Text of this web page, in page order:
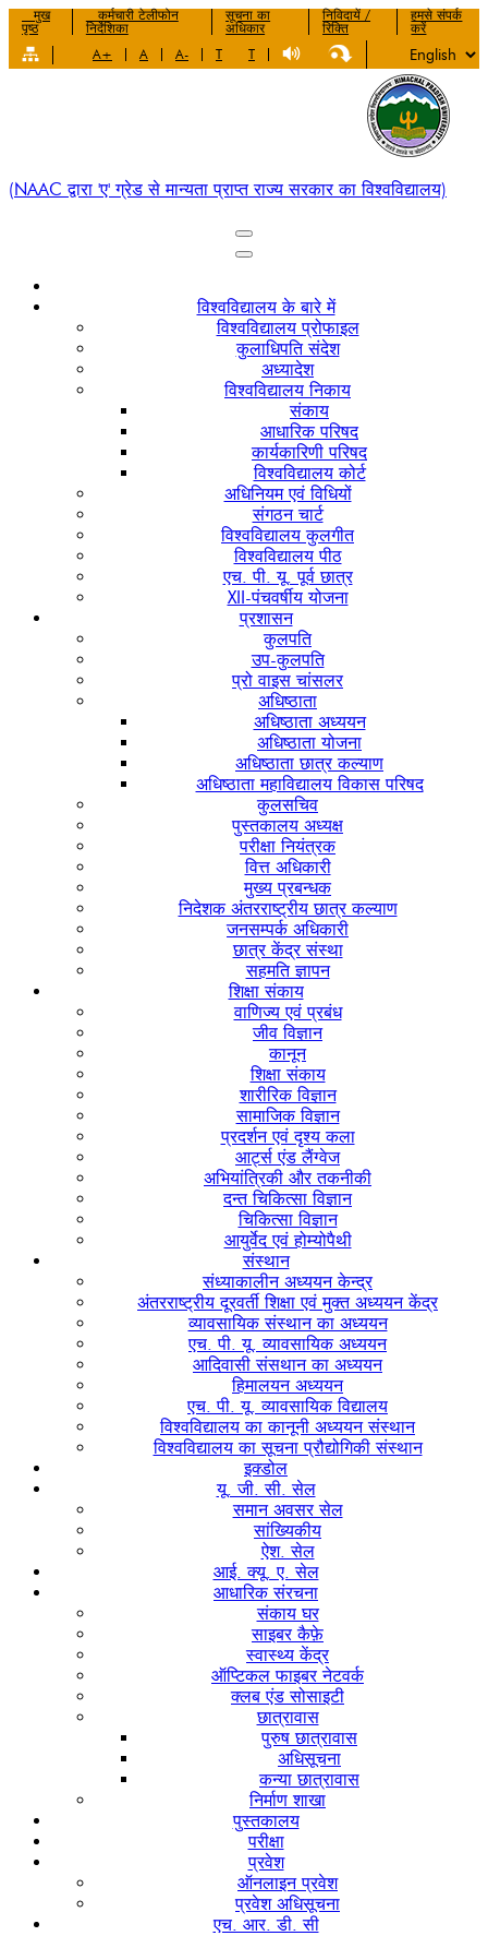
मुख
पृष्ठ
कर्मचारी टेलीफोन
निर्देशिका
सूचना का
अधिकार
निविदायें /
रिक्ति
हमसे संपर्क
करें
A+
A A- T T
(NAAC द्वारा 'ए' ग्रेड से मान्यता प्राप्त राज्य सरकार का विश्वविद्यालय)
विश्वविद्यालय के बारे में
विश्वविद्यालय प्रोफाइल
कुलाधिपति संदेश
अध्यादेश
विश्वविद्यालय निकाय
संकाय
आधारिक परिषद
कार्यकारिणी परिषद
विश्वविद्यालय कोर्ट
अधिनियम एवं विधियों
संगठन चार्ट
विश्वविद्यालय कुलगीत
विश्वविद्यालय पीठ
एच. पी. यू. पूर्व छात्र
XII-पंचवर्षीय योजना
प्रशासन
कुलपति
उप-कुलपति
प्रो वाइस चांसलर
अधिष्ठाता
अधिष्ठाता अध्ययन
अधिष्ठाता योजना
अधिष्ठाता छात्र कल्याण
अधिष्ठाता महाविद्यालय विकास परिषद
कुलसचिव
पुस्तकालय अध्यक्ष
परीक्षा नियंत्रक
वित्त अधिकारी
मुख्य प्रबन्धक
निदेशक अंतरराष्ट्रीय छात्र कल्याण
जनसम्पर्क अधिकारी
छात्र केंद्र संस्था
सहमति ज्ञापन
शिक्षा संकाय
वाणिज्य एवं प्रबंध
जीव विज्ञान
कानून
शिक्षा संकाय
शारीरिक विज्ञान
सामाजिक विज्ञान
प्रदर्शन एवं दृश्य कला
आर्ट्स एंड लैंग्वेज
अभियांत्रिकी और तकनीकी
दन्त चिकित्सा विज्ञान
चिकित्सा विज्ञान
आयुर्वेद एवं होम्योपैथी
संस्थान
संध्याकालीन अध्ययन केन्द्र
अंतरराष्ट्रीय दूरवर्ती शिक्षा एवं मुक्त अध्ययन केंद्र
व्यावसायिक संस्थान का अध्ययन
एच. पी. यू. व्यावसायिक अध्ययन
आदिवासी संसथान का अध्ययन
हिमालयन अध्ययन
एच. पी. यू. व्यावसायिक विद्यालय
विश्वविद्यालय का कानूनी अध्ययन संस्थान
विश्वविद्यालय का सूचना प्रौद्योगिकी संस्थान
इक्डोल
यू. जी. सी. सेल
समान अवसर सेल
सांख्यिकीय
ऐश. सेल
आई. क्यू. ए. सेल
आधारिक संरचना
संकाय घर
साइबर कैफ़े
स्वास्थ्य केंद्र
ऑप्टिकल फाइबर नेटवर्क
क्लब एंड सोसाइटी
छात्रावास
पुरुष छात्रावास
अधिसूचना
कन्या छात्रावास
निर्माण शाखा
पुस्तकालय
परीक्षा
प्रवेश
ऑनलाइन प्रवेश
प्रवेश अधिसूचना
एच. आर. डी. सी